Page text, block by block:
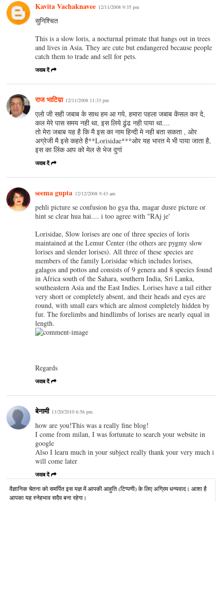
Kavita Vachaknavee 12/11/2008 9:35 pm
सुनिश्चित
This is a slow loris, a nocturnal primate that hangs out in trees
and lives in Asia. They are cute but endangered because people
catch them to trade and sell for pets.
जवाब दें
राज भाटिय़ा 12/11/2008 11:33 pm
एलो जी सही जबाब के साथ हम आ गये, हमारा पहला जबाब केंसल कर दे,
कल मेरे पास समय नही था, इस लिये ढुंढ नही पाया था....
तो मेरा जबाब यह है कि मै इस का नाम हिन्दी मे नही बता सकता , ओर
अग्रेजी मै इसे कहते है**Lorisidae***ओर यह भारत मे भी पाया जाता है,
इस का लिंक आप को मेल से भेज दुगां
जवाब दें
seema gupta 12/12/2008 9:43 am
pehli picture se confusion ho gya tha, magar dusre picture or
hint se clear hua hai.... i too agree with "RAj je'
Lorisidae, Slow lorises are one of three species of loris
maintained at the Lemur Center (the others are pygmy slow
lorises and slender lorises). All three of these species are
members of the family Lorisidae which includes lorises,
galagos and pottos and consists of 9 genera and 8 species found
in Africa south of the Sahara, southern India, Sri Lanka,
southeastern Asia and the East Indies. Lorises have a tail either
very short or completely absent, and their heads and eyes are
round, with small ears which are almost completely hidden by
fur. The forelimbs and hindlimbs of lorises are nearly equal in
length.
Regards
जवाब दें
बेनामी 11/20/2010 6:56 pm
how are you!This was a really fine blog!
I come from milan, I was fortunate to search your website in
google
Also I learn much in your subject really thank your very much i
will come later
जवाब दें
वैज्ञानिक चेतना को समर्पित इस यज्ञ में आपकी आहुति (टिप्पणी) के लिए अग्रिम धन्यवाद। आशा है
आपका यह स्नेहभाव सदैव बना रहेगा।